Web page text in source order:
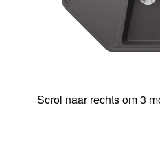
Scrol naar rechts om 3